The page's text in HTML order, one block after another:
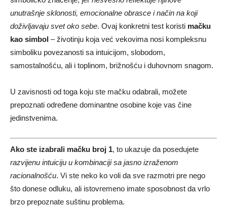
unutrašnje sklonosti, emocionalne obrasce i način na koji
doživljavaju svet oko sebe. Ovaj konkretni test koristi mačku
kao simbol – životinju koja već vekovima nosi kompleksnu
simboliku povezanosti sa intuicijom, slobodom,
samostalnošću, ali i toplinom, brižnošću i duhovnom snagom.
U zavisnosti od toga koju ste mačku odabrali, možete
prepoznati određene dominantne osobine koje vas čine
jedinstvenima.
Ako ste izabrali mačku broj 1, to ukazuje da posedujete
razvijenu intuiciju u kombinaciji sa jasno izraženom
racionalnošću. Vi ste neko ko voli da sve razmotri pre nego
što donese odluku, ali istovremeno imate sposobnost da vrlo
brzo prepoznate suštinu problema.